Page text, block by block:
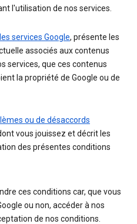
l'utilisation de nos services.
services Google, présente les
associés aux contenus
services, que ces contenus
la propriété de Google ou de
ou de désaccords
vous jouissez et décrit les
des présentes conditions
ces conditions car, que vous
ou non, accéder à nos
de nos conditions.